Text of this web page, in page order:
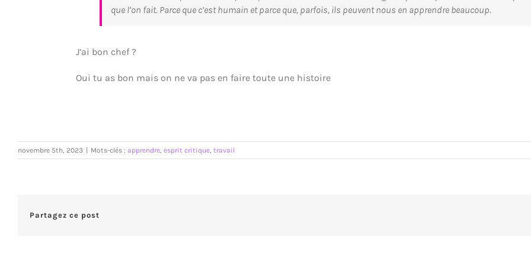
que l’on fait. Parce que c’est humain et parce que, parfois, ils peuvent nous en apprendre beaucoup.
J’ai bon chef ?
Oui tu as bon mais on ne va pas en faire toute une histoire
novembre 5th, 2023 | Mots-clés : apprendre esprit critique travail
Partagez ce post